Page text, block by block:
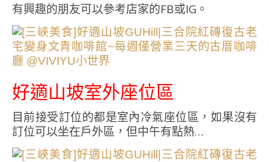
有興趣的朋友可以參考店家的FB或IG。
好適山坡室外座位區
目前接受訂位的都是室內冷氣座位區，如果沒有
訂位可以坐在戶外區，但中午有點熱…